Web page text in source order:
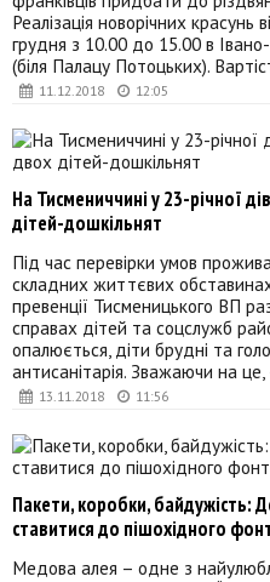
11.12.2018 12:05
Реалізація новорічних
грудня з 10.00 до 15.00 в
(біля Палацу Потоцьких).
13.11.2018 11:56
На Тисмениччині у 23-річної
дітей-дошкільнят
Під час перевірки умов
складних життєвих
превенції Тисменицького ВП
справах дітей та соцслужб
опалюється, діти брудні та
антисанітарія. Зважаючи на це,
Пакети, коробки, байдужість:
ставитися до пішохідного
Медова алея – одне з